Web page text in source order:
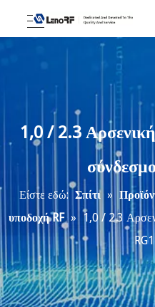
1,0 / 2.3 Αρσενική
Είστε εδώ: Σπίτι »
υποδοχή RF » 1,0 / 2.3